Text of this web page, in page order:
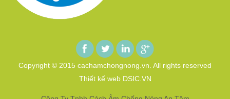
Copyright © 2015 cachamchongnong.vn. All rights reserved
Thiết kế web DSIC.VN